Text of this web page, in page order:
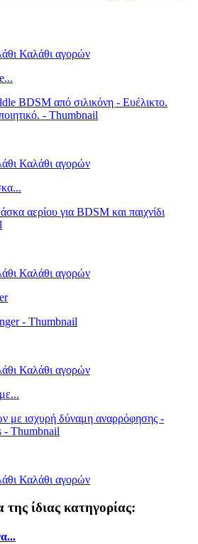
Καλάθι αγορών
Καλάθι αγορών
Καλάθι αγορών
Καλάθι αγορών
Καλάθι αγορών
της ίδιας κατηγορίας: